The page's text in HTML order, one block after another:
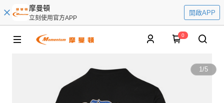
摩曼頓
立刻使用官方APP
開啟APP
0
1/5